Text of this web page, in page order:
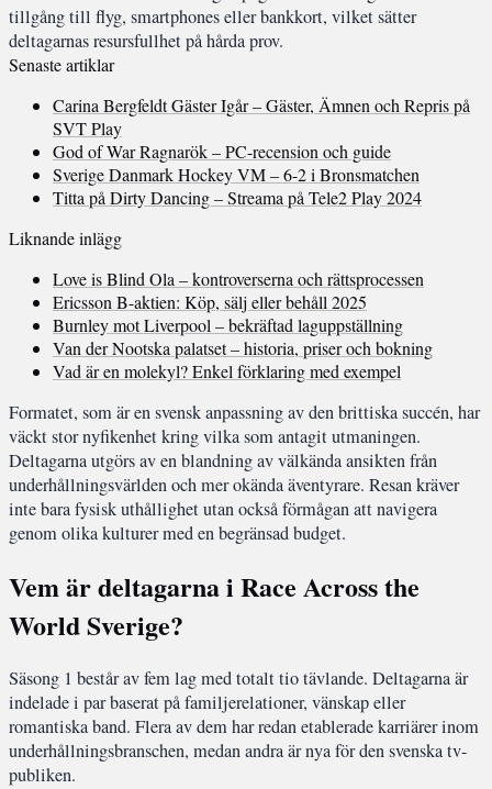
tillgång till flyg, smartphones eller bankkort, vilket sätter
deltagarnas resursfullhet på hårda prov.
Senaste artiklar
Carina Bergfeldt Gäster Igår – Gäster, Ämnen och Repris på
SVT Play
God of War Ragnarök – PC-recension och guide
Sverige Danmark Hockey VM – 6-2 i Bronsmatchen
Titta på Dirty Dancing – Streama på Tele2 Play 2024
Liknande inlägg
Love is Blind Ola – kontroverserna och rättsprocessen
Ericsson B-aktien: Köp, sälj eller behåll 2025
Burnley mot Liverpool – bekräftad laguppställning
Van der Nootska palatset – historia, priser och bokning
Vad är en molekyl? Enkel förklaring med exempel
Formatet, som är en svensk anpassning av den brittiska succén, har
väckt stor nyfikenhet kring vilka som antagit utmaningen.
Deltagarna utgörs av en blandning av välkända ansikten från
underhållningsvärlden och mer okända äventyrare. Resan kräver
inte bara fysisk uthållighet utan också förmågan att navigera
genom olika kulturer med en begränsad budget.
Vem är deltagarna i Race Across the
World Sverige?
Säsong 1 består av fem lag med totalt tio tävlande. Deltagarna är
indelade i par baserat på familjerelationer, vänskap eller
romantiska band. Flera av dem har redan etablerade karriärer inom
underhållningsbranschen, medan andra är nya för den svenska tv-
publiken.